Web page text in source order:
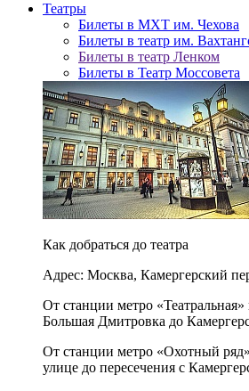
Театры
Билеты в МХТ им. Чехова
Билеты в театр им.
Билеты в театр Ленком
Билеты в Театр Моссовета
Как добраться до театра
Адрес: Москва, Камергерский
От станции метро
Большая Дмитровка до
От станции метро «Охотный
улице до пересечения с